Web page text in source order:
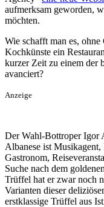
aufmerksam geworden,
möchten.
Wie schafft man es,
Kochkünste ein
kurzer Zeit zu einem der
avanciert?
Anzeige
Der Wahl-Bottroper Igor
Albanese ist
Gastronom,
Suche nach dem
Trüffel hat er zwar noch
Varianten dieser
erstklassige Trüffel aus